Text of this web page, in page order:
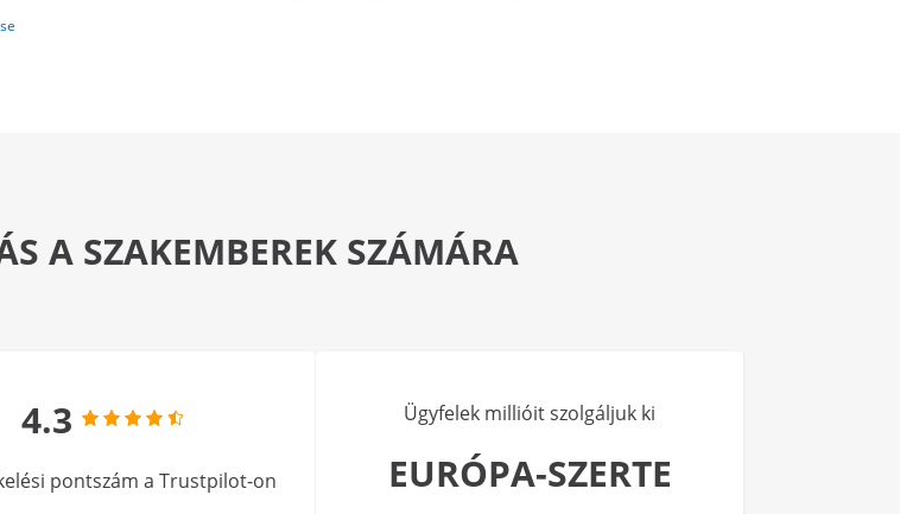
A SZAKEMBEREK SZÁMÁRA
4.3
pontszám a Trustpilot-on
Ügyfelek millióit szolgáljuk ki
EURÓPA-SZERTE